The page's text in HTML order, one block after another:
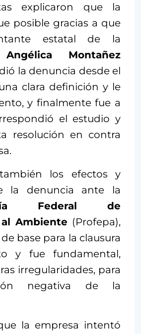
explicaron que la
posible gracias a que
estatal de la
Angélica Montañez
la denuncia desde el
clara definición y le
y finalmente fue a
el estudio y
resolución en contra
los efectos y
la denuncia ante la
Federal de
Ambiente (Profepa),
base para la clausura
y fue fundamental,
irregularidades, para
negativa de la
la empresa intentó